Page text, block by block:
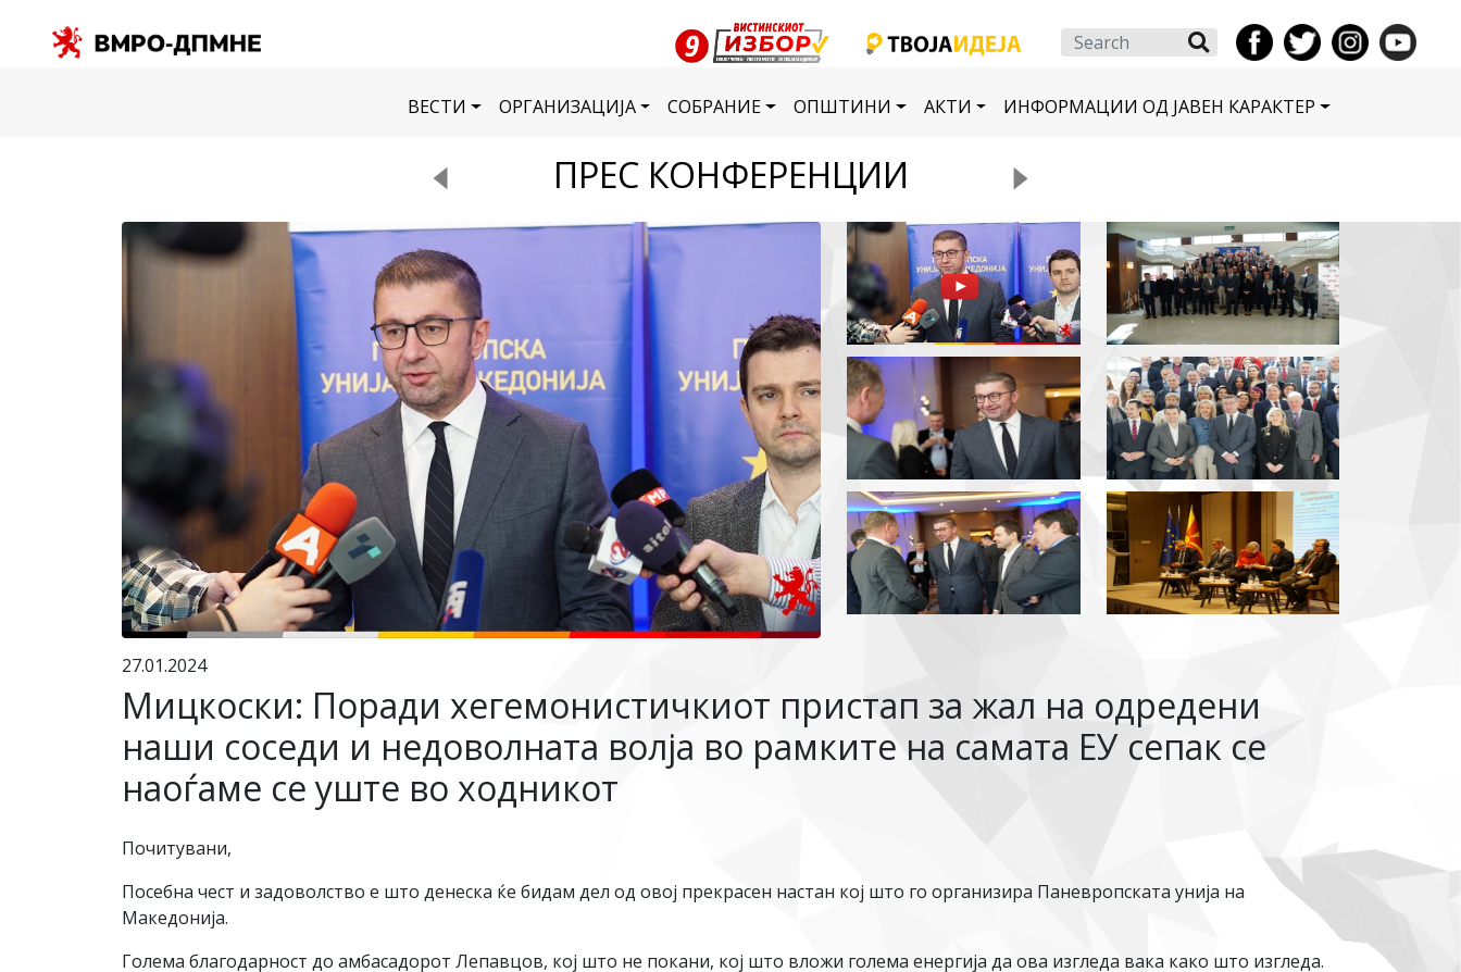
Search
ВЕСТИ ОРГАНИЗАЦИЈА СОБРАНИЕ ОПШТИНИ АКТИ ИНФОРМАЦИИ ОД ЈАВЕН КАРАКТЕР
ПРЕС КОНФЕРЕНЦИИ
27.01.2024
Мицкоски: Поради хегемонистичкиот пристап за жал на одредени
наши соседи и недоволната волја во рамките на самата ЕУ сепак се
наоѓаме се уште во ходникот
Почитувани,
Посебна чест и задоволство е што денеска ќе бидам дел од овој прекрасен настан кој што го организира Паневропската унија на
Македонија.
Голема благодарност до амбасадорот Лепавцов, кој што не покани, кој што вложи голема енергија да ова изгледа вака како што изгледа.